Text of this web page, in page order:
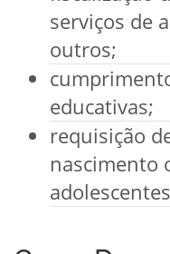
serviços de
outros;
educativas;
requisição
nascimento